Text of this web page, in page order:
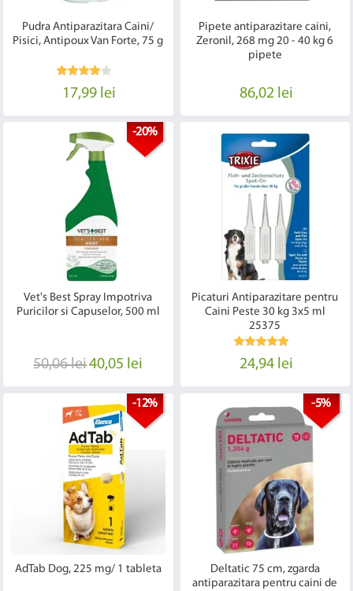
Pudra Antiparazitara Caini/
Pisici, Antipoux Van Forte, 75 g
17,99 lei
Pipete antiparazitare caini,
Zeronil, 268 mg 20 - 40 kg 6
pipete
86,02 lei
-20%
Vet's Best Spray Impotriva
Puricilor si Capuselor, 500 ml
50,06 lei40,05 lei
Picaturi Antiparazitare pentru
Caini Peste 30 kg 3x5 ml
25375
24,94 lei
-12%
AdTab Dog, 225 mg/ 1 tableta
-5%
Deltatic 75 cm, zgarda
antiparazitara pentru caini de